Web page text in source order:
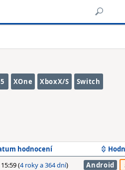
XOne XboxX/S Switch
hodnocení
(4 roky a 364 dní) Android